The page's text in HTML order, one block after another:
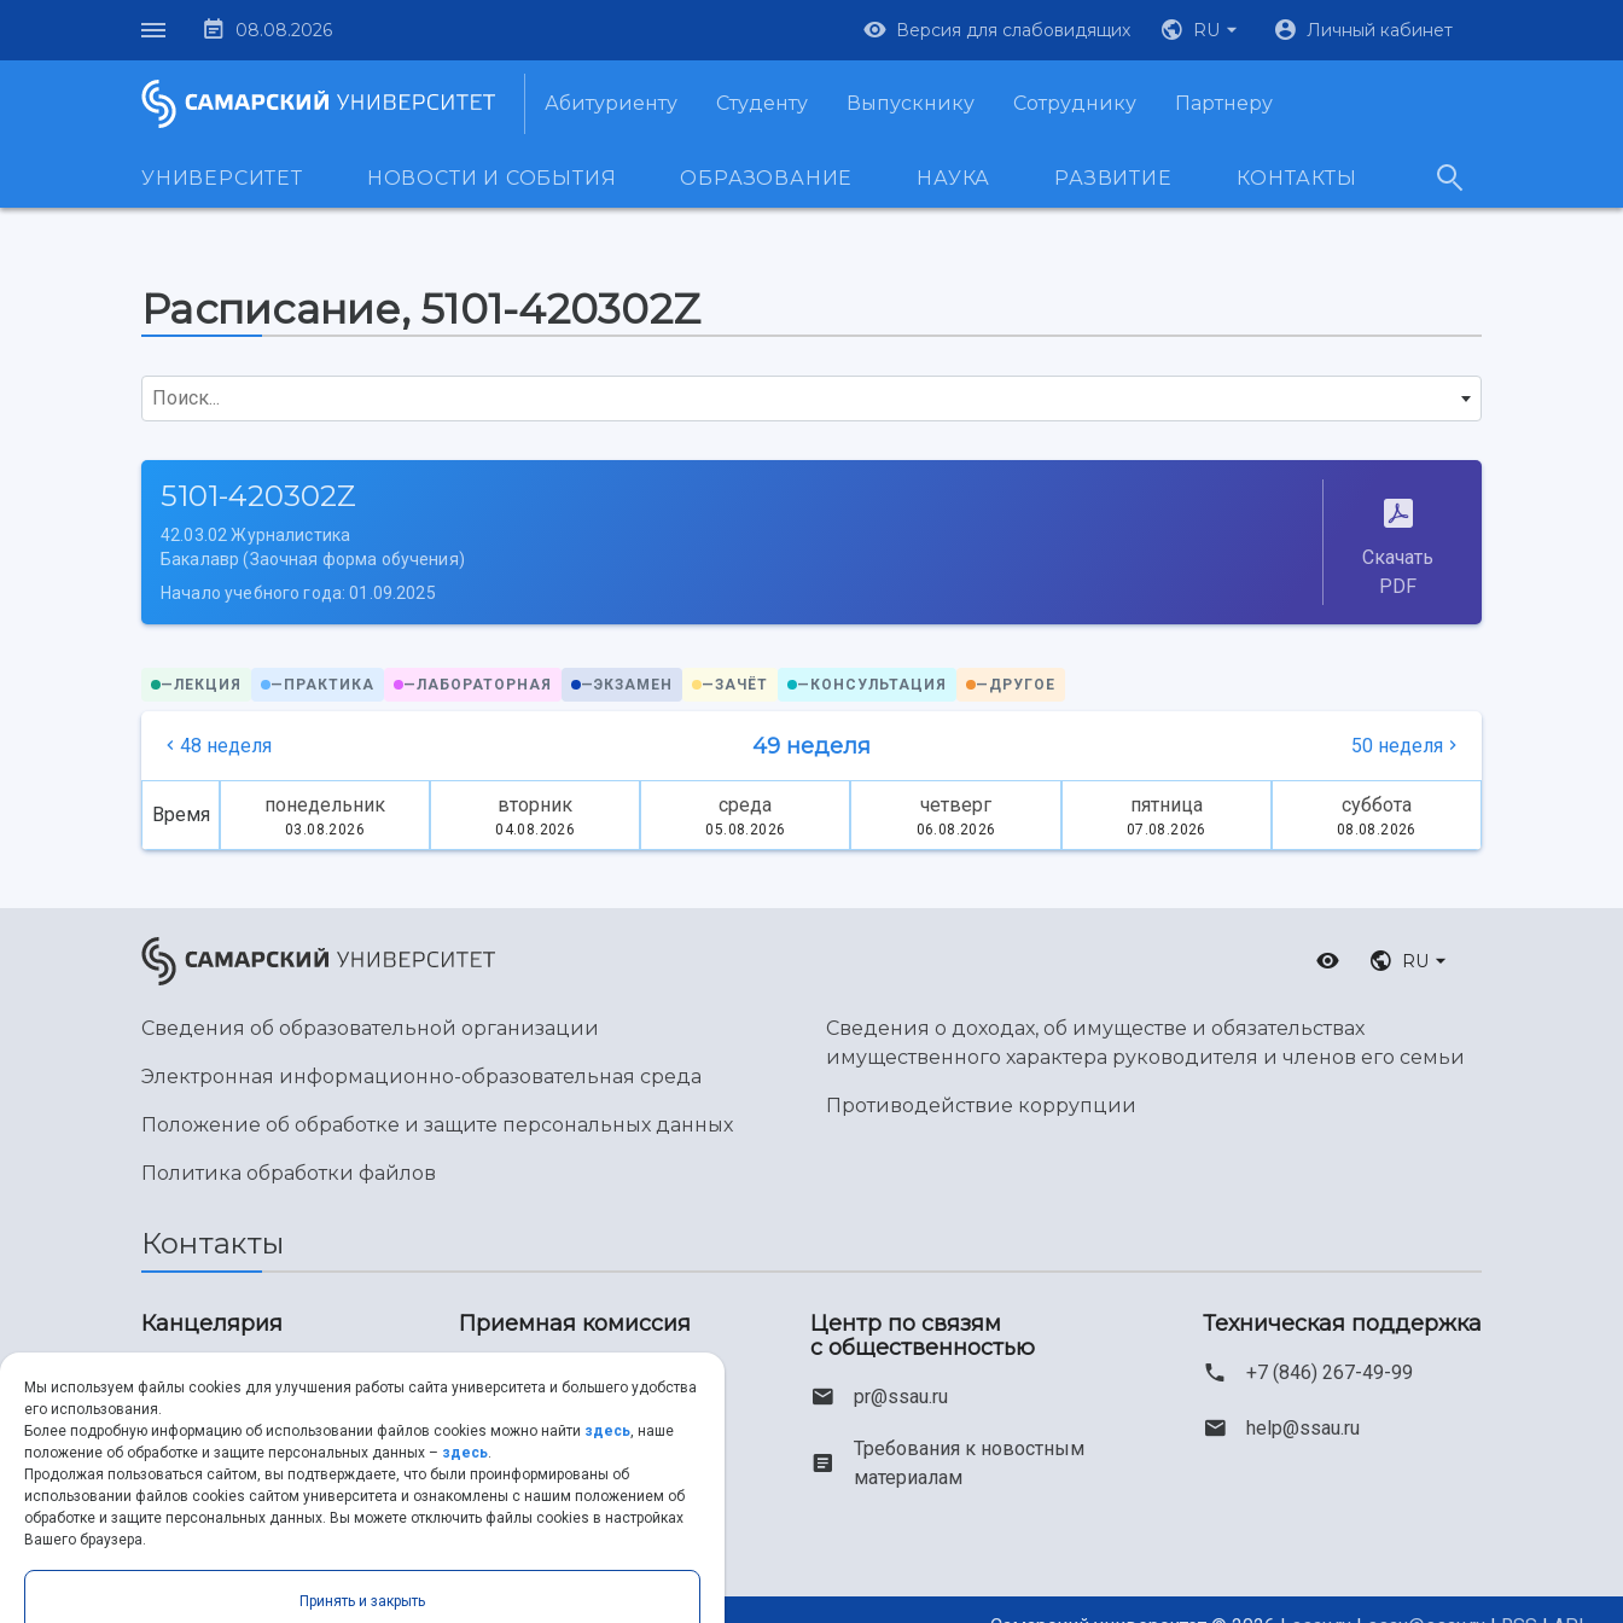
08.08.2026 Версия для слабовидящих RU Личный кабинет
Абитуриенту Студенту Выпускнику Сотруднику Партнеру
УНИВЕРСИТЕТ НОВОСТИ И СОБЫТИЯ ОБРАЗОВАНИЕ НАУКА РАЗВИТИЕ КОНТАКТЫ
Расписание, 5101-420302Z
Поиск...
5101-420302Z
42.03.02 Журналистика
Бакалавр (Заочная форма обучения)
Начало учебного года: 01.09.2025
Скачать
PDF
—ЛЕКЦИЯ — ПРАКТИКА —ЛАБОРАТОРНАЯ —ЭКЗАМЕН —ЗАЧЁТ — КОНСУЛЬТАЦИЯ — ДРУГОЕ
48 неделя 49 неделя 50 неделя
Время понедельник
03.08.2026
вторник
04.08.2026
среда
05.08.2026
четверг
06.08.2026
пятница
07.08.2026
суббота
08.08.2026
RU
Сведения об образовательной организации
Электронная информационно-образовательная среда
Положение об обработке и защите персональных данных
Политика обработки файлов
Сведения о доходах, об имуществе и обязательствах
имущественного характера руководителя и членов его семьи
Противодействие коррупции
Контакты
Канцелярия
8 (846) 267-43-70
ssau@ssau.ru
Приемная комиссия
8 (846) 267-48-67
priem@ssau.ru
Центр по связям
с общественностью
pr@ssau.ru
Требования к новостным
материалам
Техническая поддержка
+7 (846) 267-49-99
help@ssau.ru
Мы используем файлы cookies для улучшения работы сайта университета и большего удобства
его использования.
Более подробную информацию об использовании файлов cookies можно найти здесь, наше
положение об обработке и защите персональных данных – здесь.
Продолжая пользоваться сайтом, вы подтверждаете, что были проинформированы об
использовании файлов cookies сайтом университета и ознакомлены с нашим положением об
обработке и защите персональных данных. Вы можете отключить файлы cookies в настройках
Вашего браузера.
Принять и закрыть